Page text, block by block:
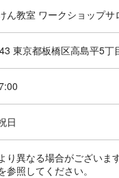
ん教室 ワークショップサ
東京都板橋区高島平5丁
日
り異なる場合がございま
参照してください。